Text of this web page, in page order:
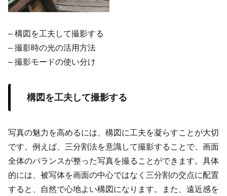
– 構図を工夫して撮影する
– 撮影時の光の活用方法
– 撮影モードの使い分け
構図を工夫して撮影する
写真の魅力を高めるには、構図に工夫を凝らすことが大切
です。例えば、三分割法を意識して撮影することで、画面
全体のバランスが整った写真を撮ることができます。具体
的には、被写体を画面の中心ではなく三分割の交点に配置
すると、自然で心地よい構図になります。また、遠近感を